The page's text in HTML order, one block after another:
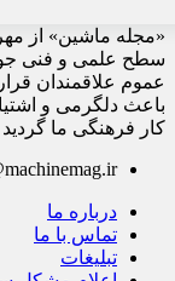
سطح علمی و فنی
عموم علاقمندان
باعث دلگرمی و
کار فرهنگی ما
درباره ما
تماس با ما
تبلیغات